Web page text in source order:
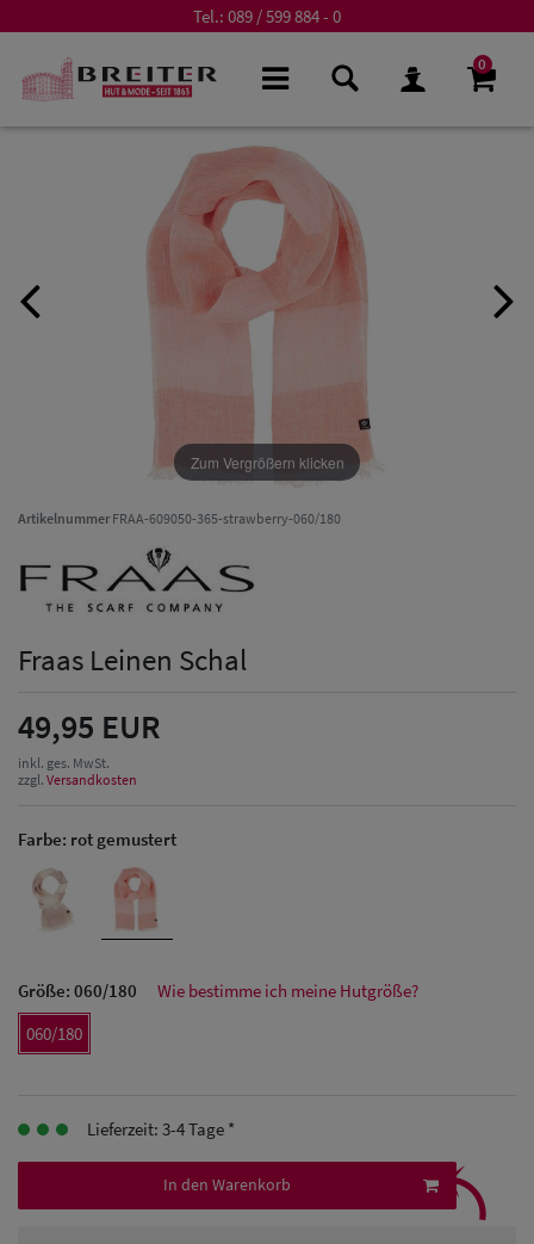
Tel.: 089 / 599 884 - 0
0
Herren Caps
Baseball Cpas
Zum Vergrößern klicken
ArtikelnummerFRAA-609050-365-strawberry-060/180
Fraas Leinen Schal
49,95 EUR
inkl. ges. MwSt.
zzgl. Versandkosten
Farbe: rot gemustert
Größe: 060/180
Wie bestimme ich meine Hutgröße?
060/180
Lieferzeit: 3-4 Tage *
In den Warenkorb ⤹